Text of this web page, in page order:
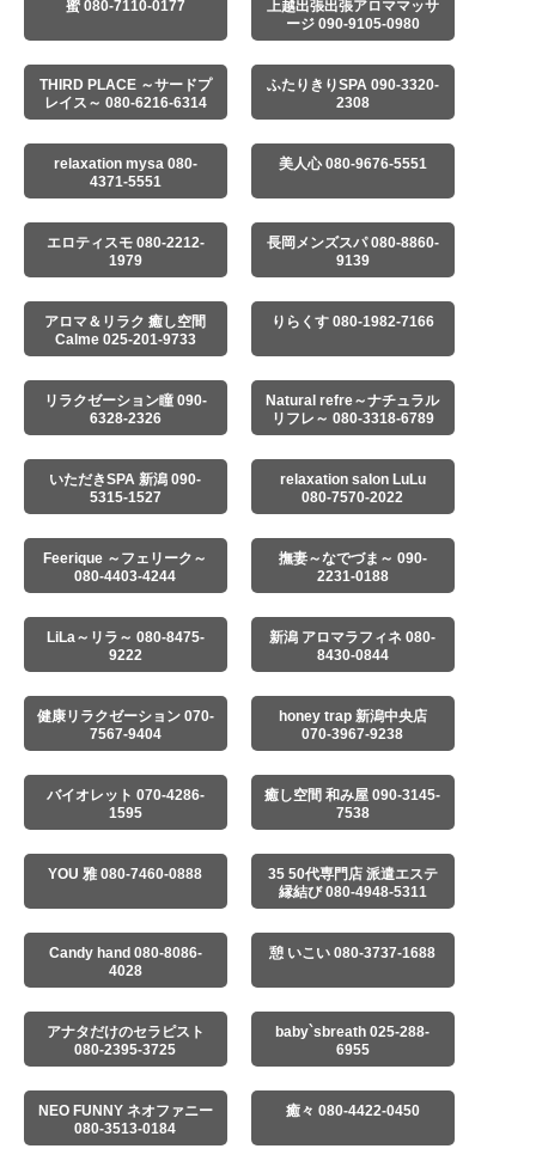
蜜 080-7110-0177
上越出張出張アロママッサ
ージ 090-9105-0980
THIRD PLACE ～サードプ
レイス～ 080-6216-6314
ふたりきりSPA 090-3320-
2308
relaxation mysa 080-
4371-5551
美人心 080-9676-5551
エロティスモ 080-2212-
1979
長岡メンズスパ 080-8860-
9139
アロマ＆リラク 癒し空間
Calme 025-201-9733
りらくす 080-1982-7166
リラクゼーション瞳 090-
6328-2326
Natural refre～ナチュラル
リフレ～ 080-3318-6789
いただきSPA 新潟 090-
5315-1527
relaxation salon LuLu
080-7570-2022
Feerique ～フェリーク～
080-4403-4244
撫妻～なでづま～ 090-
2231-0188
LiLa～リラ～ 080-8475-
9222
新潟 アロマラフィネ 080-
8430-0844
健康リラクゼーション 070-
7567-9404
honey trap 新潟中央店
070-3967-9238
バイオレット 070-4286-
1595
癒し空間 和み屋 090-3145-
7538
YOU 雅 080-7460-0888
35 50代専門店 派遣エステ
縁結び 080-4948-5311
Candy hand 080-8086-
4028
憩 いこい 080-3737-1688
アナタだけのセラピスト
080-2395-3725
baby`sbreath 025-288-
6955
NEO FUNNY ネオファニー
080-3513-0184
癒々 080-4422-0450